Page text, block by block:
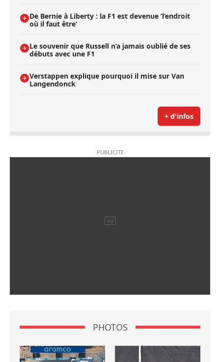
De Bernie à Liberty : la F1 est devenue ’l’endroit
où il faut être’
Le souvenir que Russell n’a jamais oublié de ses
débuts avec une F1
Verstappen explique pourquoi il mise sur Van
Langendonck
+ d'infos
PHOTOS